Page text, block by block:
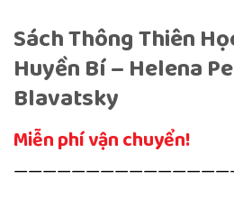
Sách Thông Thiên
Huyền Bí – Helena
Blavatsky
Miễn phí vận chuyển!